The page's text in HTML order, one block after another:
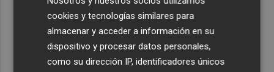
cookies y tecnologías similares para
almacenar y acceder a información en su
dispositivo y procesar datos personales,
como su dirección IP, identificadores únicos